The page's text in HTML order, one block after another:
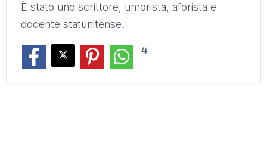
È stato uno scrittore, umorista, aforista e
docente statunitense.
4